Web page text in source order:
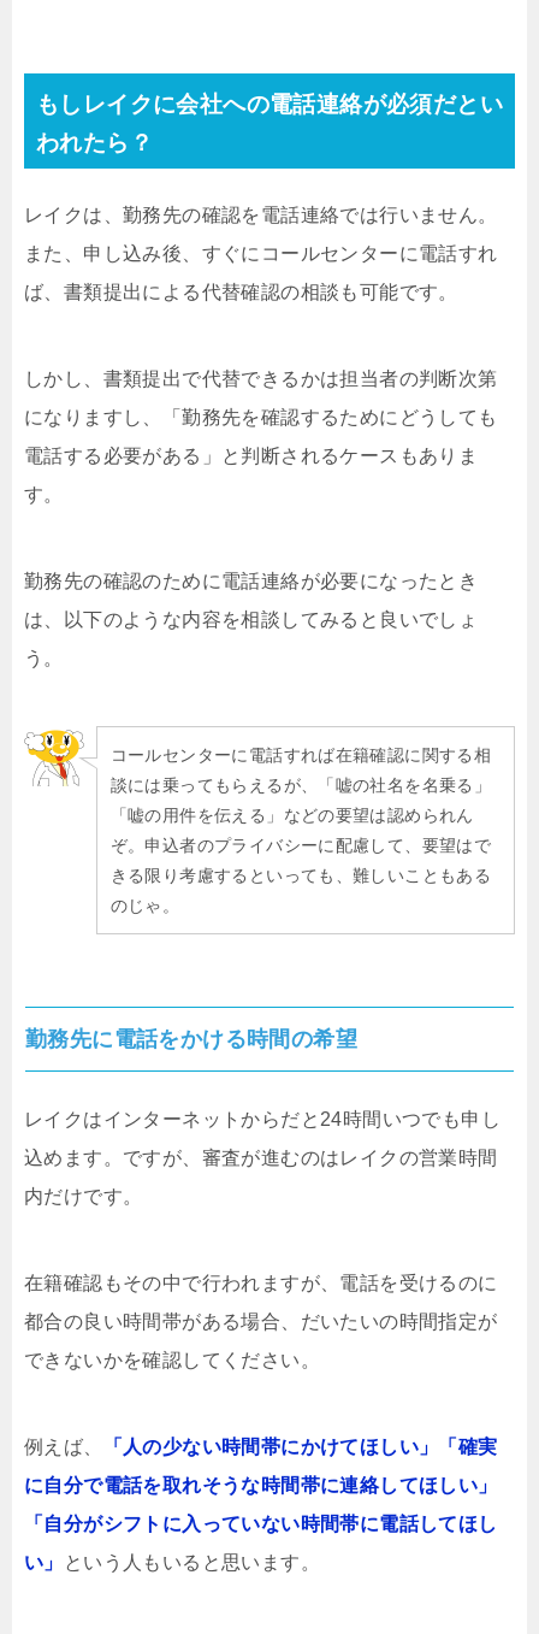
もしレイクに会社への電話連絡が必須だとい
われたら？
レイクは、勤務先の確認を電話連絡では行いません。
また、申し込み後、すぐにコールセンターに電話すれ
ば、書類提出による代替確認の相談も可能です。
しかし、書類提出で代替できるかは担当者の判断次第
になりますし、「勤務先を確認するためにどうしても
電話する必要がある」と判断されるケースもありま
す。
勤務先の確認のために電話連絡が必要になったとき
は、以下のような内容を相談してみると良いでしょ
う。
コールセンターに電話すれば在籍確認に関する相
談には乗ってもらえるが、「嘘の社名を名乗る」
「嘘の用件を伝える」などの要望は認められん
ぞ。申込者のプライバシーに配慮して、要望はで
きる限り考慮するといっても、難しいこともある
のじゃ。
勤務先に電話をかける時間の希望
レイクはインターネットからだと24時間いつでも申し
込めます。ですが、審査が進むのはレイクの営業時間
内だけです。
在籍確認もその中で行われますが、電話を受けるのに
都合の良い時間帯がある場合、だいたいの時間指定が
できないかを確認してください。
例えば、
「人の少ない時間帯にかけてほしい」「確実
に自分で電話を取れそうな時間帯に連絡してほしい」
「自分がシフトに入っていない時間帯に電話してほし
い」
という人もいると思います。